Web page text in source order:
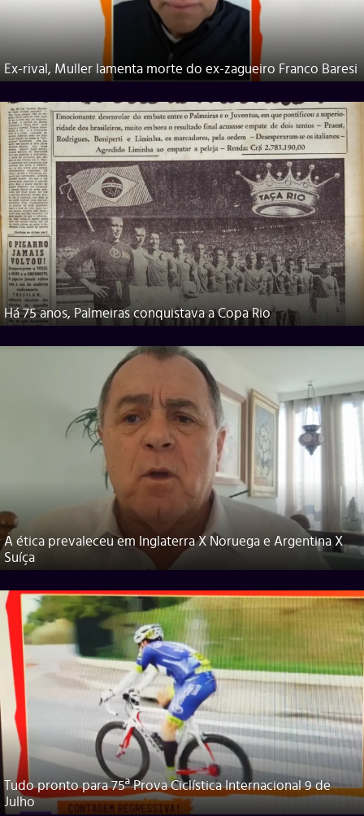
Ex-rival, Muller lamenta morte do ex-zagueiro Franco Baresi
Há 75 anos, Palmeiras conquistava a Copa Rio
A ética prevaleceu em Inglaterra X Noruega e Argentina X
Suíça
Tudo pronto para 75ª Prova Ciclística Internacional 9 de
Julho